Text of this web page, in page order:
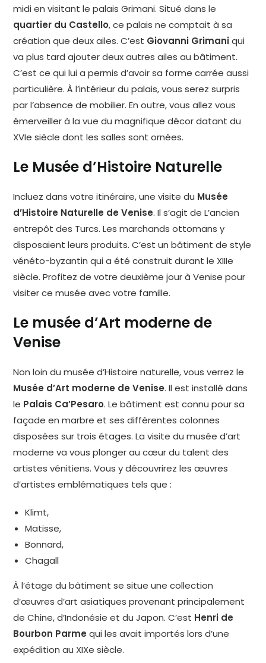
midi en visitant le palais Grimani. Situé dans le
quartier du Castello, ce palais ne comptait à sa
création que deux ailes. C’est Giovanni Grimaniqui
va plus tard ajouter deux autres ailes au bâtiment.
C’est ce qui lui a permis d’avoir sa forme carrée aussi
particulière. À l’intérieur du palais, vous serez surpris
par l’absence de mobilier. En outre, vous allez vous
émerveiller à la vue du magnifique décor datant du
XVIe siècle dont les salles sont ornées.
Le Musée d’Histoire Naturelle
Incluez dans votre itinéraire, une visite du Musée
d’Histoire Naturelle de Venise. Il s’agit de L’ancien
entrepôt des Turcs. Les marchands ottomans y
disposaient leurs produits. C’est un bâtiment de style
vénéto-byzantin qui a été construit durant le XIIIe
siècle. Profitez de votre deuxième jour à Venise pour
visiter ce musée avec votre famille.
Le musée d’Art moderne de
Venise
Non loin du musée d’Histoire naturelle, vous verrez le
Musée d’Art moderne de Venise. Il est installé dans
le Palais Ca’Pesaro. Le bâtiment est connu pour sa
façade en marbre et ses différentes colonnes
disposées sur trois étages. La visite du musée d’art
moderne va vous plonger au cœur du talent des
artistes vénitiens. Vous y découvrirez les œuvres
d’artistes emblématiques tels que :
Klimt,
Matisse,
Bonnard,
Chagall
À l’étage du bâtiment se situe une collection
d’œuvres d’art asiatiques provenant principalement
de Chine, d’Indonésie et du Japon. C’est Henri de
Bourbon Parme qui les avait importés lors d’une
expédition au XIXe siècle.